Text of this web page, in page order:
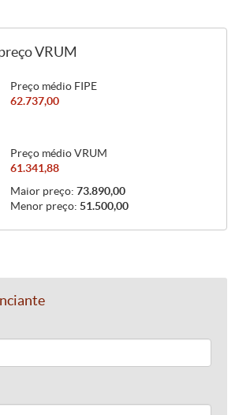
VRUM
Preço médio FIPE
62.737,00
Preço médio VRUM
61.341,88
Maior preço: 73.890,00
Menor preço: 51.500,00